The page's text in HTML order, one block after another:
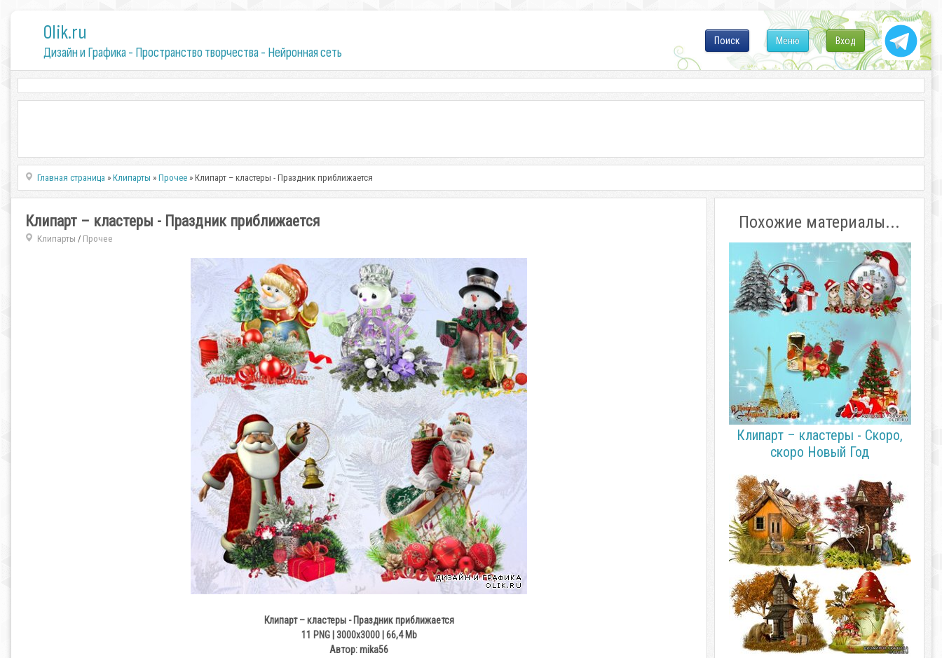
0lik.ru
Дизайн и Графика - Пространство творчества - Нейронная сеть
Вход
Меню
Поиск
Главная страница »Клипарты »Прочее » Клипарт – кластеры - Праздник приближается
Клипарт – кластеры - Праздник приближается
Клипарты / Прочее
Клипарт – кластеры - Праздник приближается
11 PNG | 3000х3000 | 66,4 Mb
Автор: mika56
Похожие материалы...
Клипарт – кластеры - Скоро,
скоро Новый Год